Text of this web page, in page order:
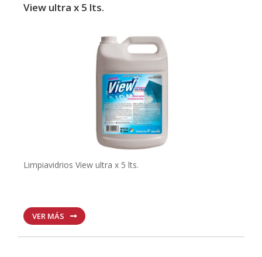
View ultra x 5 lts.
Limpiavidrios View ultra x 5 lts.
VER MÁS